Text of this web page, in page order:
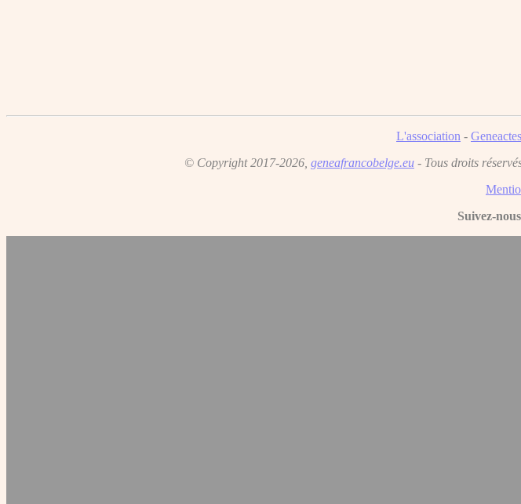
L'association -
© Copyright 2017-2026, geneafrancobelge.eu - Tous droits
Suivez-